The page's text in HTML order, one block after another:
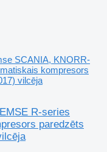
SCANIA, KNORR-
kompresors
vilcēja
R-series
paredzēts